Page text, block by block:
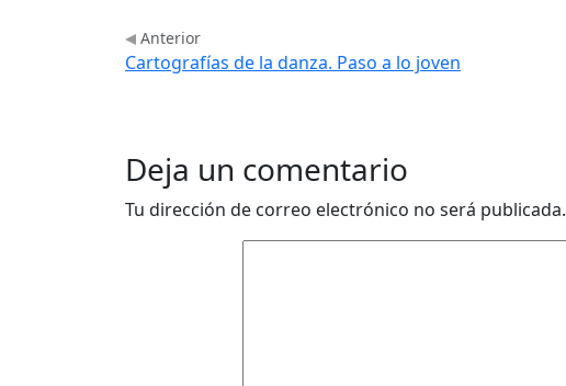
Anterior
Cartografías de la danza. Paso a lo joven
Deja un comentario
Tu dirección de correo electrónico no será publicada.